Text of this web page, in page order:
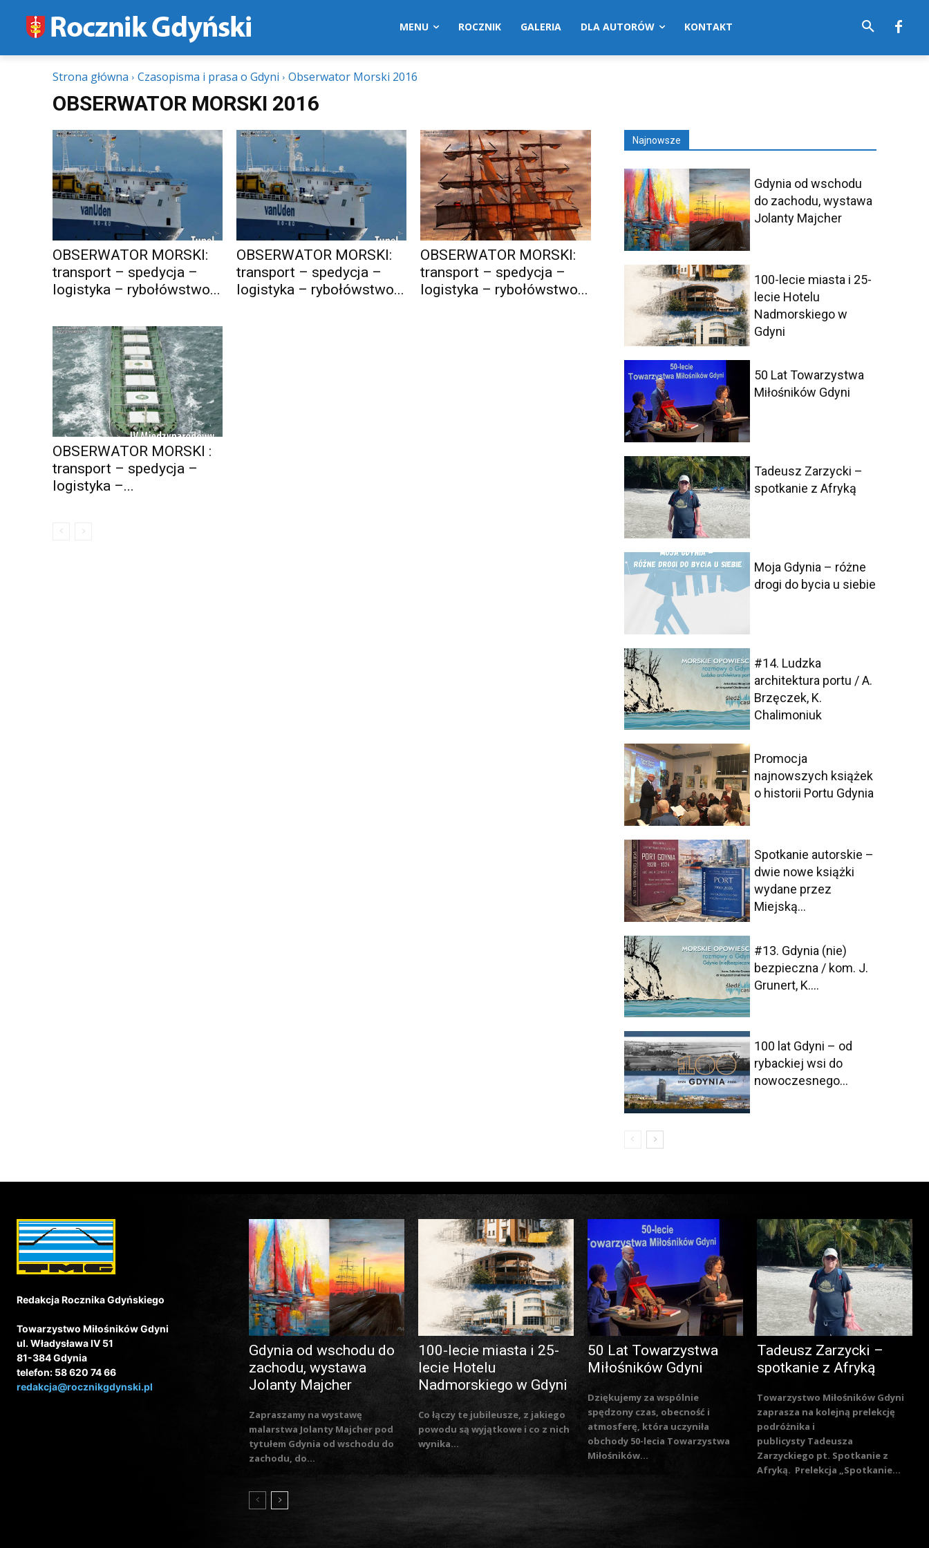
MENU ROCZNIK GALERIA DLA AUTORÓW KONTAKT
Strona główna Czasopisma i prasa o Gdyni Obserwator Morski 2016
OBSERWATOR MORSKI 2016
OBSERWATOR MORSKI:
transport – spedycja –
logistyka – rybołówstwo...
OBSERWATOR MORSKI:
transport – spedycja –
logistyka – rybołówstwo...
OBSERWATOR MORSKI:
transport – spedycja –
logistyka – rybołówstwo...
OBSERWATOR MORSKI :
transport – spedycja –
logistyka –...
Najnowsze
Gdynia od wschodu
do zachodu, wystawa
Jolanty Majcher
100-lecie miasta i 25-
lecie Hotelu
Nadmorskiego w
Gdyni
50 Lat Towarzystwa
Miłośników Gdyni
Tadeusz Zarzycki –
spotkanie z Afryką
Moja Gdynia – różne
drogi do bycia u siebie
#14. Ludzka
architektura portu / A.
Brzęczek, K.
Chalimoniuk
Promocja
najnowszych książek
o historii Portu Gdynia
Spotkanie autorskie –
dwie nowe książki
wydane przez
Miejską...
#13. Gdynia (nie)
bezpieczna / kom. J.
Grunert, K....
100 lat Gdyni – od
rybackiej wsi do
nowoczesnego...
Redakcja Rocznika Gdyńskiego
Towarzystwo Miłośników Gdyni
ul. Władysława IV 51
81-384 Gdynia
telefon: 58 620 74 66
redakcja@rocznikgdynski.pl
Gdynia od wschodu do
zachodu, wystawa
Jolanty Majcher
Zapraszamy na wystawę
malarstwa Jolanty Majcher pod
tytułem Gdynia od wschodu do
zachodu, do...
100-lecie miasta i 25-
lecie Hotelu
Nadmorskiego w Gdyni
Co łączy te jubileusze, z jakiego
powodu są wyjątkowe i co z nich
wynika...
50 Lat Towarzystwa
Miłośników Gdyni
Dziękujemy za wspólnie
spędzony czas, obecność i
atmosferę, która uczyniła
obchody 50-lecia Towarzystwa
Miłośników...
Tadeusz Zarzycki –
spotkanie z Afryką
Towarzystwo Miłośników Gdyni
zaprasza na kolejną prelekcję
podróżnika i
publicysty Tadeusza
Zarzyckiego pt. Spotkanie z
Afryką. Prelekcja „Spotkanie...